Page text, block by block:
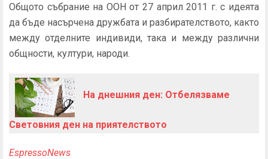
Общото събрание на ООН от 27 април 2011 г. с идеята
да бъде насърчена дружбата и разбирателството, както
между отделните индивиди, така и между различни
общности, култури, народи.
На днешния ден: Отбелязваме
Световния ден на приятелството
EspressoNews